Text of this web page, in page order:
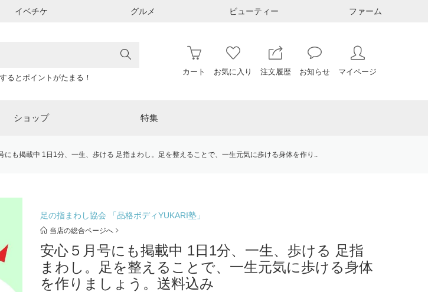
イベチケ グルメ ビューティー ファーム
るとポイントがたまる！
カート お気に入り 注文履歴 お知らせ マイページ
ショップ 特集
にも掲載中 1日1分、一生、歩ける 足指まわし。足を整えることで、一生元気に歩ける身体を作り..
足の指まわし協会 「品格ボディYUKARI塾」
当店の総合ページへ
安心５月号にも掲載中 1日1分、一生、歩ける 足指
まわし。足を整えることで、一生元気に歩ける身体
を作りましょう。送料込み